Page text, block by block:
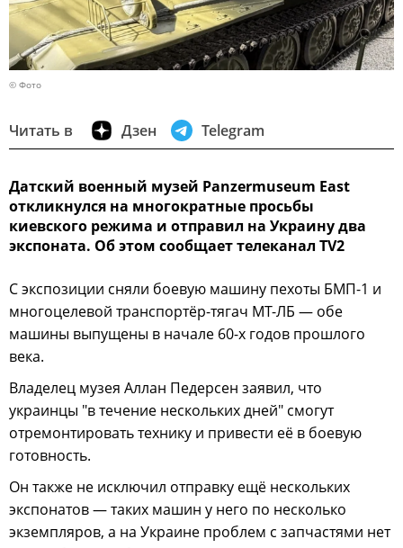
© Фото
Читать в Дзен Telegram
Датский военный музей Panzermuseum East
откликнулся на многократные просьбы
киевского режима и отправил на Украину два
экспоната. Об этом сообщает телеканал TV2
С экспозиции сняли боевую машину пехоты БМП-1 и
многоцелевой транспортёр-тягач МТ-ЛБ — обе
машины выпущены в начале 60-х годов прошлого
века.
Владелец музея Аллан Педерсен заявил, что
украинцы "в течение нескольких дней" смогут
отремонтировать технику и привести её в боевую
готовность.
Он также не исключил отправку ещё нескольких
экспонатов — таких машин у него по несколько
экземпляров, а на Украине проблем с запчастями нет